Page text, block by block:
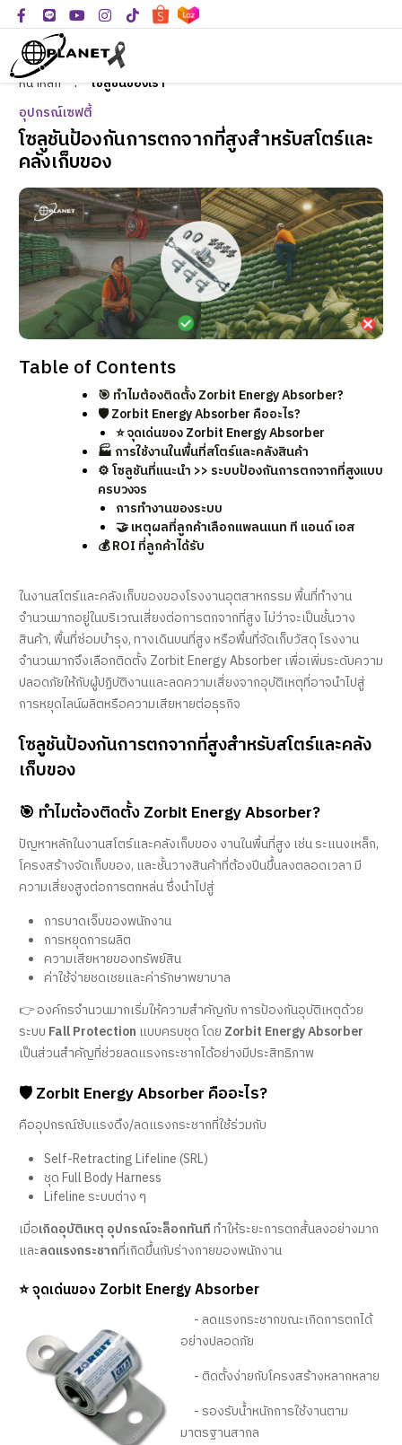
หน้าหลัก :
โซลูชั่นของเรา
อุปกรณ์เซฟตี้
โซลูชันป้องกันการตกจากที่สูงสำหรับสโตร์และ
คลังเก็บของ
Table of Contents
🎯 ทำไมต้องติดตั้ง Zorbit Energy Absorber?
🛡️ Zorbit Energy Absorber คืออะไร?
⭐ จุดเด่นของ Zorbit Energy Absorber
🏭 การใช้งานในพื้นที่สโตร์และคลังสินค้า
⚙️ โซลูชันที่แนะนำ >> ระบบป้องกันการตกจากที่สูงแบบ
ครบวงจร
การทำงานของระบบ
🤝 เหตุผลที่ลูกค้าเลือกแพลนเนท ที แอนด์ เอส
💰 ROI ที่ลูกค้าได้รับ
ในงานสโตร์และคลังเก็บของของโรงงานอุตสาหกรรม พื้นที่ทำงาน
จำนวนมากอยู่ในบริเวณเสี่ยงต่อการตกจากที่สูง ไม่ว่าจะเป็นชั้นวาง
สินค้า, พื้นที่ซ่อมบำรุง, ทางเดินบนที่สูง หรือพื้นที่จัดเก็บวัสดุ โรงงาน
จำนวนมากจึงเลือกติดตั้ง Zorbit Energy Absorber เพื่อเพิ่มระดับความ
ปลอดภัยให้กับผู้ปฏิบัติงานและลดความเสี่ยงจากอุบัติเหตุที่อาจนำไปสู่
การหยุดไลน์ผลิตหรือความเสียหายต่อธุรกิจ
โซลูชันป้องกันการตกจากที่สูงสำหรับสโตร์และคลัง
เก็บของ
🎯 ทำไมต้องติดตั้ง Zorbit Energy Absorber?
ปัญหาหลักในงานสโตร์และคลังเก็บของ งานในพื้นที่สูง เช่น ระแนงเหล็ก,
โครงสร้างจัดเก็บของ, และชั้นวางสินค้าที่ต้องปีนขึ้นลงตลอดเวลา มี
ความเสี่ยงสูงต่อการตกหล่น ซึ่งนำไปสู่
การบาดเจ็บของพนักงาน
การหยุดการผลิต
ความเสียหายของทรัพย์สิน
ค่าใช้จ่ายชดเชยและค่ารักษาพยาบาล
👉 องค์กรจำนวนมากเริ่มให้ความสำคัญกับ การป้องกันอุบัติเหตุด้วย
ระบบ Fall Protection แบบครบชุด โดย Zorbit Energy Absorber
เป็นส่วนสำคัญที่ช่วยลดแรงกระชากได้อย่างมีประสิทธิภาพ
🛡️ Zorbit Energy Absorber คืออะไร?
คืออุปกรณ์ซับแรงดึง/ลดแรงกระชากที่ใช้ร่วมกับ
Self-Retracting Lifeline (SRL)
ชุด Full Body Harness
Lifeline ระบบต่าง ๆ
เมื่อเกิดอุบัติเหตุ อุปกรณ์จะล็อกทันทีทำให้ระยะการตกสั้นลงอย่างมาก
และลดแรงกระชากที่เกิดขึ้นกับร่างกายของพนักงาน
⭐จุดเด่นของ Zorbit Energy Absorber
- ลดแรงกระชากขณะเกิดการตกได้
อย่างปลอดภัย
- ติดตั้งง่ายกับโครงสร้างหลากหลาย
- รองรับน้ำหนักการใช้งานตาม
มาตรฐานสากล